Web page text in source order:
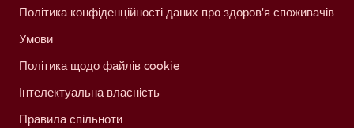
Політика конфіденційності даних про здоров'я споживачів
Умови
Політика щодо файлів cookie
Інтелектуальна власність
Правила спільноти